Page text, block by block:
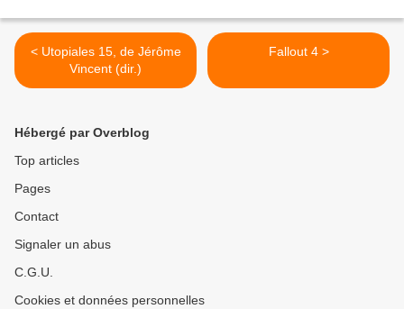
< Utopiales 15, de Jérôme
Vincent (dir.)
Fallout 4 >
Hébergé par Overblog
Top articles
Pages
Contact
Signaler un abus
C.G.U.
Cookies et données personnelles